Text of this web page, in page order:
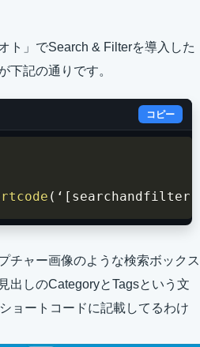
ト」でSearch & Filterを導入した
下記の通りです。
コピー
( ‘ [ searchandfilter
チャー画像のような検索ボックス
出しのCategoryとTagsという文
ョートコードに記載してるわけ